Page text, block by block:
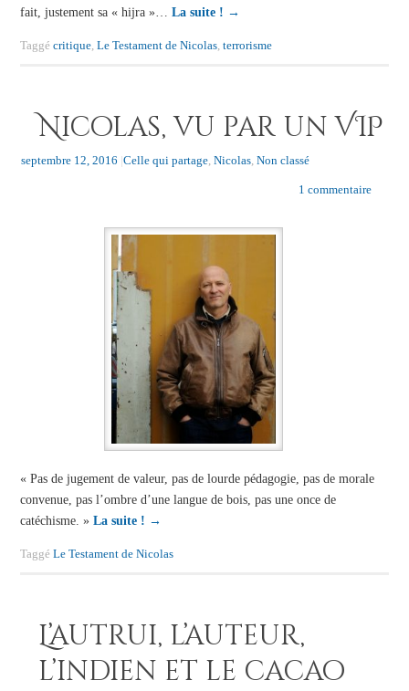
fait, justement sa « hijra »… La suite ! →
Taggé critique, Le Testament de Nicolas, terrorisme
Nicolas, vu par un VIP
septembre 12, 2016 |Celle qui partage, Nicolas, Non classé
1 commentaire
« Pas de jugement de valeur, pas de lourde pédagogie, pas de morale
convenue, pas l’ombre d’une langue de bois, pas une once de
catéchisme. » La suite ! →
Taggé Le Testament de Nicolas
L’autrui, l’auteur,
l’indien et le cacao